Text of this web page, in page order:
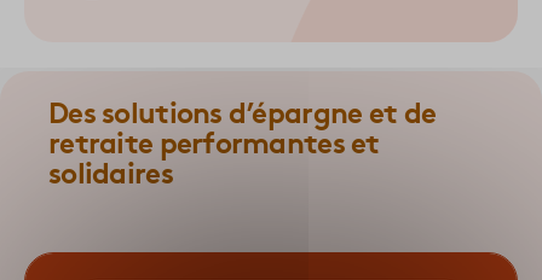
Des solutions d’épargne et de
retraite performantes et
solidaires